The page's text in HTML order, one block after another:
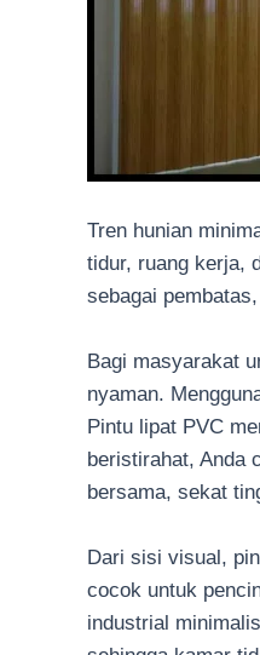
Tren hunian
tidur, ruang kerja,
sebagai
Bagi masyarakat
nyaman.
Pintu lipat PVC
beristirahat, Anda
bersama, sekat
Dari sisi visual,
cocok untuk
industrial